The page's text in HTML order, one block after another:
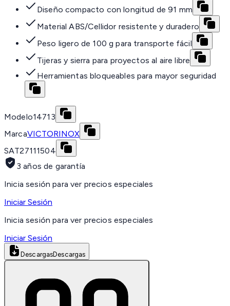
Diseño compacto con longitud de 91 mm
Material ABS/Cellidor resistente y duradero
Peso ligero de 100 g para transporte fácil
Tijeras y sierra para proyectos al aire libre
Herramientas bloqueables para mayor seguridad
Modelo14713
MarcaVICTORINOX
SAT27111504
3 años de garantía
Inicia sesión para ver precios especiales
Iniciar Sesión
Inicia sesión para ver precios especiales
Iniciar Sesión
DescargasDescargas